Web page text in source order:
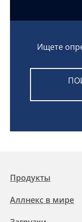
Ищете
Продукты
Аллнекс в мире